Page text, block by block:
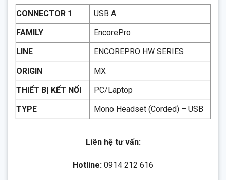
CONNECTOR 1
USB A
FAMILY
EncorePro
LINE
ENCOREPRO HW SERIES
ORIGIN
MX
THIẾT BỊ KẾT NỐI
PC/Laptop
TYPE
Mono Headset (Corded) – USB
Liên hệ tư vấn:
Hotline: 0914 212 616